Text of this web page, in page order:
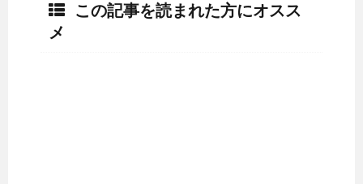
この記事を読まれた方にオスス
メ